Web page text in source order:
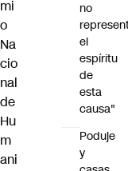
mi
o
Na
cio
nal
de
Hu
m
ani
no
el
espíritu
de
esta
causa"
Poduje
y